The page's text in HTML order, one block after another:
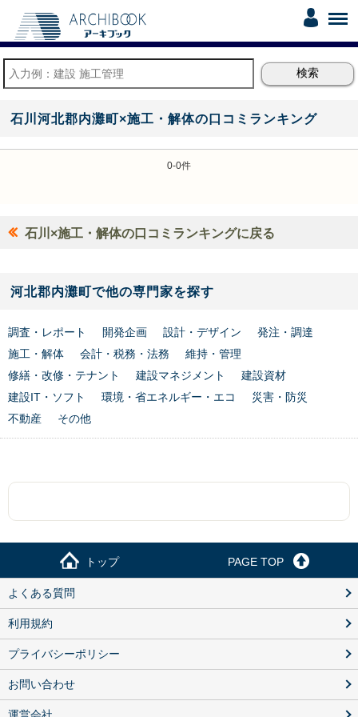
石川河北郡内灘町×施工・解体の口コミランキング
0-0件
石川×施工・解体の口コミランキングに戻る
河北郡内灘町で他の専門家を探す
調査・レポート 開発企画 設計・デザイン
発注・調達
施工・解体
会計・税務・法務
維持・管理
修繕・改修・テナント
建設マネジメント
建設資材
建設IT・ソフト
環境・省エネルギー・エコ
災害・防災
不動産
その他
トップ PAGE TOP
よくある質問
利用規約
プライバシーポリシー
お問い合わせ
運営会社